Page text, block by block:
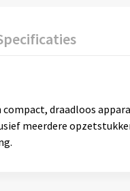
draadloos
meerdere